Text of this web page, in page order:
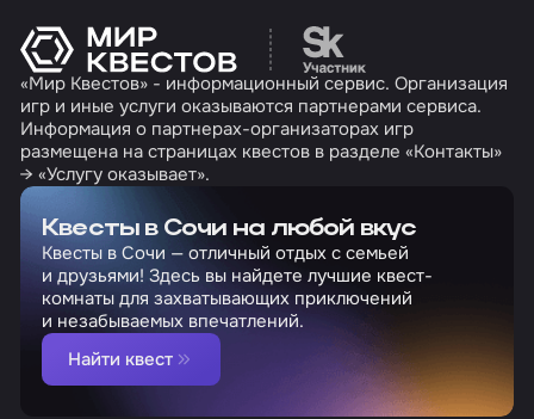
Перейти на сайт
«Мир Квестов» - информационный сервис. Организация
игр и иные услуги оказываются партнерами сервиса.
Информация о партнерах-организаторах игр
размещена на страницах квестов в разделе «Контакты»
→ «Услугу оказывает».
Квесты в Сочи на любой вкус
Квесты в Сочи — отличный отдых с семьей
и друзьями! Здесь вы найдете лучшие квест-
комнаты для захватывающих приключений
и незабываемых впечатлений.
Найти квест